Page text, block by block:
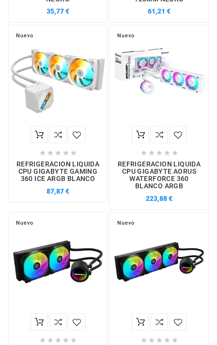
35,77 €
61,21 €
Nuevo
    
REFRIGERACION LIQUIDA
CPU GIGABYTE GAMING
360 ICE ARGB BLANCO
87,87 €
Nuevo
    
REFRIGERACION LIQUIDA
CPU GIGABYTE AORUS
WATERFORCE 360
BLANCO ARGB
223,88 €
Nuevo
    
Nuevo
    